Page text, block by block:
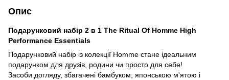
Опис
Подарунковий набір 2 в 1 The Ritual Of Homme High
Performance Essentials
Подарунковий набір із колекції Homme стане ідеальним
подарунком для друзів, родини чи просто для себе!
Засоби догляду, збагачені бамбуком, японською м'ятою і